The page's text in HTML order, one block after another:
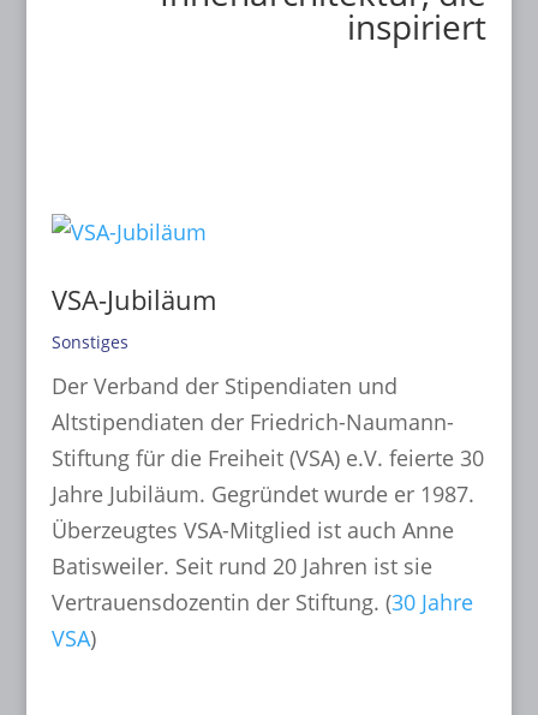
inspiriert
VSA-Jubiläum
Sonstiges
Der Verband der Stipendiaten und
Altstipendiaten der Friedrich-Naumann-
Stiftung für die Freiheit (VSA) e.V. feierte 30
Jahre Jubiläum. Gegründet wurde er 1987.
Überzeugtes VSA-Mitglied ist auch Anne
Batisweiler. Seit rund 20 Jahren ist sie
Vertrauensdozentin der Stiftung. (30 Jahre
VSA)